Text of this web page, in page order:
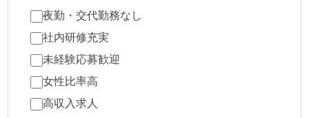
夜勤・交代勤務なし
社内研修充実
未経験応募歓迎
女性比率高
高収入求人